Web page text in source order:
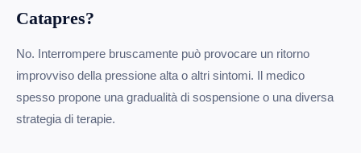
Catapres?
No. Interrompere bruscamente può provocare un ritorno
improvviso della pressione alta o altri sintomi. Il medico
spesso propone una gradualità di sospensione o una diversa
strategia di terapie.